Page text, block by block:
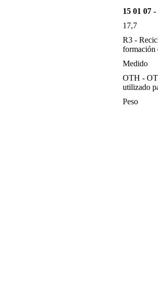
15 01 07
17,7
R3 -
formación
Medido
OTH -
utilizado
Peso